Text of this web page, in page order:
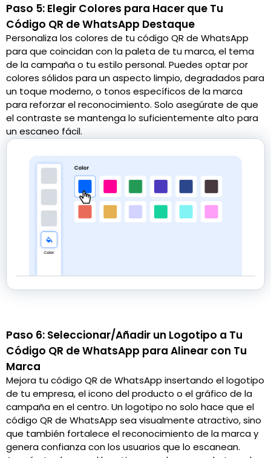
Paso 5: Elegir Colores para Hacer que Tu
Código QR de WhatsApp Destaque
Personaliza los colores de tu código QR de WhatsApp
para que coincidan con la paleta de tu marca, el tema
de la campaña o tu estilo personal. Puedes optar por
colores sólidos para un aspecto limpio, degradados para
un toque moderno, o tonos específicos de la marca
para reforzar el reconocimiento. Solo asegúrate de que
el contraste se mantenga lo suficientemente alto para
un escaneo fácil.
Paso 6: Seleccionar/Añadir un Logotipo a Tu
Código QR de WhatsApp para Alinear con Tu
Marca
Mejora tu código QR de WhatsApp insertando el logotipo
de tu empresa, el icono del producto o el gráfico de la
campaña en el centro. Un logotipo no solo hace que el
código QR de WhatsApp sea visualmente atractivo, sino
que también fortalece el reconocimiento de la marca y
genera confianza con los usuarios que lo escanean.